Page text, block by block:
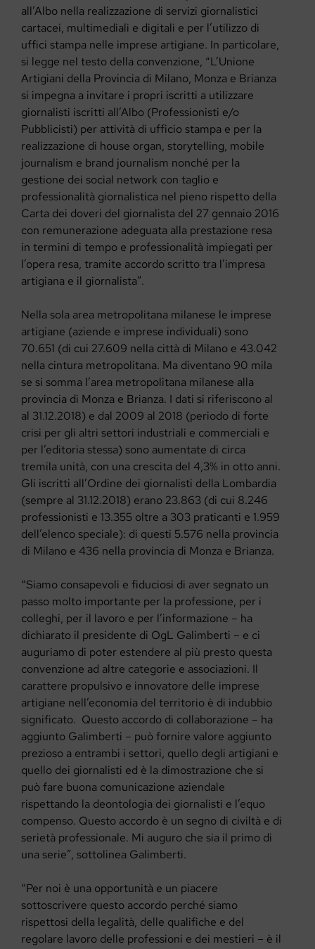
all’Albo nella realizzazione di servizi giornalistici
cartacei, multimediali e digitali e per l’utilizzo di
uffici stampa nelle imprese artigiane. In particolare,
si legge nel testo della convenzione, “L’Unione
Artigiani della Provincia di Milano, Monza e Brianza
si impegna a invitare i propri iscritti a utilizzare
giornalisti iscritti all’Albo (Professionisti e/o
Pubblicisti) per attività di ufficio stampa e per la
realizzazione di house organ, storytelling, mobile
journalism e brand journalism nonché per la
gestione dei social network con taglio e
professionalità giornalistica nel pieno rispetto della
Carta dei doveri del giornalista del 27 gennaio 2016
con remunerazione adeguata alla prestazione resa
in termini di tempo e professionalità impiegati per
l’opera resa, tramite accordo scritto tra l’impresa
artigiana e il giornalista”.
Nella sola area metropolitana milanese le imprese
artigiane (aziende e imprese individuali) sono
70.651 (di cui 27.609 nella città di Milano e 43.042
nella cintura metropolitana. Ma diventano 90 mila
se si somma l’area metropolitana milanese alla
provincia di Monza e Brianza. I dati si riferiscono al
al 31.12.2018) e dal 2009 al 2018 (periodo di forte
crisi per gli altri settori industriali e commerciali e
per l’editoria stessa) sono aumentate di circa
tremila unità, con una crescita del 4,3% in otto anni.
Gli iscritti all’Ordine dei giornalisti della Lombardia
(sempre al 31.12.2018) erano 23.863 (di cui 8.246
professionisti e 13.355 oltre a 303 praticanti e 1.959
dell’elenco speciale): di questi 5.576 nella provincia
di Milano e 436 nella provincia di Monza e Brianza.
“Siamo consapevoli e fiduciosi di aver segnato un
passo molto importante per la professione, per i
colleghi, per il lavoro e per l’informazione – ha
dichiarato il presidente di OgL Galimberti – e ci
auguriamo di poter estendere al più presto questa
convenzione ad altre categorie e associazioni. Il
carattere propulsivo e innovatore delle imprese
artigiane nell’economia del territorio è di indubbio
significato. Questo accordo di collaborazione – ha
aggiunto Galimberti – può fornire valore aggiunto
prezioso a entrambi i settori, quello degli artigiani e
quello dei giornalisti ed è la dimostrazione che si
può fare buona comunicazione aziendale
rispettando la deontologia dei giornalisti e l’equo
compenso. Questo accordo è un segno di civiltà e di
serietà professionale. Mi auguro che sia il primo di
una serie”, sottolinea Galimberti.
“Per noi è una opportunità e un piacere
sottoscrivere questo accordo perché siamo
rispettosi della legalità, delle qualifiche e del
regolare lavoro delle professioni e dei mestieri – è il